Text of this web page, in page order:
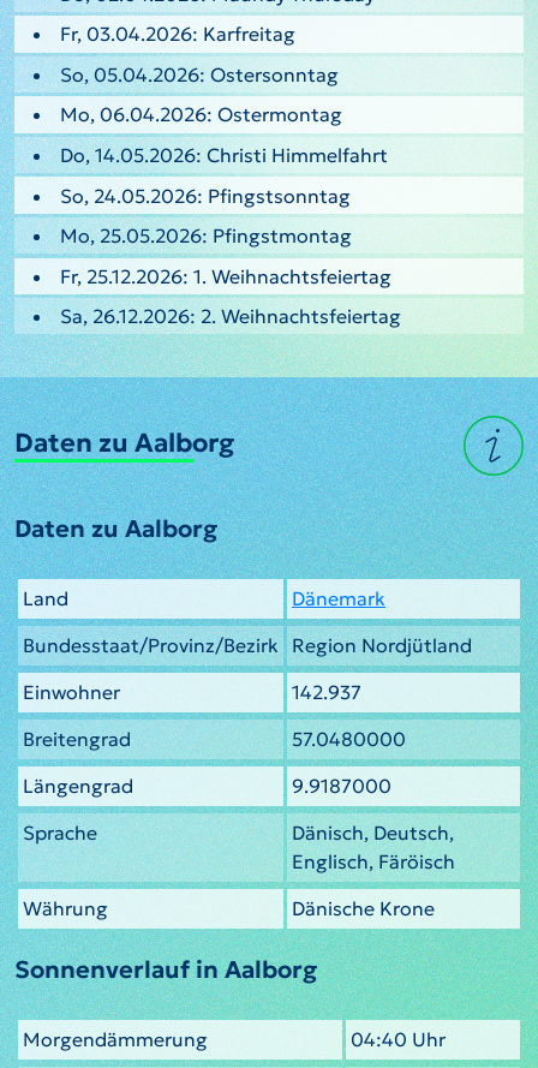
Fr, 03.04.2026: Karfreitag
So, 05.04.2026: Ostersonntag
Mo, 06.04.2026: Ostermontag
Do, 14.05.2026: Christi Himmelfahrt
So, 24.05.2026: Pfingstsonntag
Mo, 25.05.2026: Pfingstmontag
Fr, 25.12.2026: 1. Weihnachtsfeiertag
Sa, 26.12.2026: 2. Weihnachtsfeiertag
Daten zu Aalborg
Daten zu Aalborg
Land
Dänemark
Bundesstaat/Provinz/Bezirk Region Nordjütland
Einwohner
142.937
Breitengrad
57.0480000
Längengrad
9.9187000
Sprache
Dänisch, Deutsch,
Englisch, Färöisch
Währung
Dänische Krone
Sonnenverlauf in Aalborg
Morgendämmerung
04:40 Uhr